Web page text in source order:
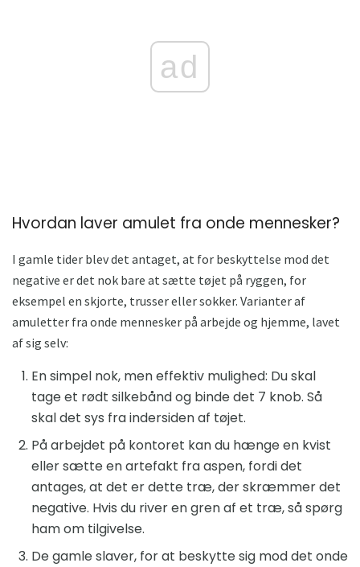
ad
Hvordan laver amulet fra onde mennesker?
I gamle tider blev det antaget, at for beskyttelse mod det
negative er det nok bare at sætte tøjet på ryggen, for
eksempel en skjorte, trusser eller sokker. Varianter af
amuletter fra onde mennesker på arbejde og hjemme, lavet
af sig selv:
En simpel nok, men effektiv mulighed: Du skal
tage et rødt silkebånd og binde det 7 knob. Så
skal det sys fra indersiden af ​​tøjet.
På arbejdet på kontoret kan du hænge en kvist
eller sætte en artefakt fra aspen, fordi det
antages, at det er dette træ, der skræmmer det
negative. Hvis du river en gren af ​​et træ, så spørg
ham om tilgivelse.
De gamle slaver, for at beskytte sig mod det onde